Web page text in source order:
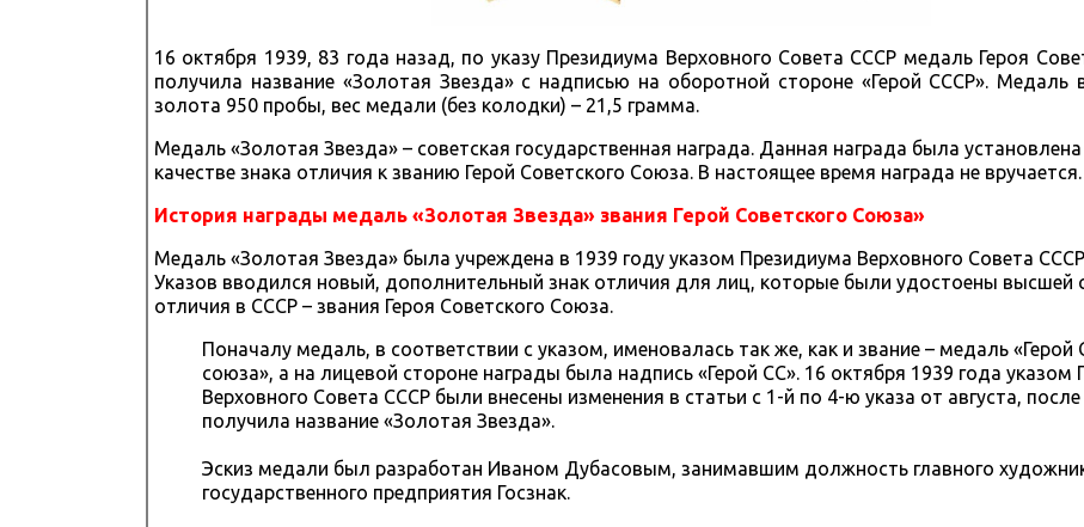
16 октября 1939, 83 года назад, по указу Президиума Верховного Совета СССР медаль Героя
получила название «Золотая Звезда» с надписью на оборотной стороне «Герой СССР». Медаль
золота 950 пробы, вес медали (без колодки) – 21,5 грамма.
Медаль «Золотая Звезда» – советская государственная награда. Данная награда была
качестве знака отличия к званию Герой Советского Союза. В настоящее время награда не вручается.
История награды медаль «Золотая Звезда» звания Герой Советского Союза»
Медаль «Золотая Звезда» была учреждена в 1939 году указом Президиума Верховного Совета СССР
Указов вводился новый, дополнительный знак отличия для лиц, которые были удостоены высшей
отличия в СССР – звания Героя Советского Союза.
Поначалу медаль, в соответствии с указом, именовалась так же, как и звание – медаль «Герой
союза», а на лицевой стороне награды была надпись «Герой СС». 16 октября 1939 года указом
Верховного Совета СССР были внесены изменения в статьи с 1-й по 4-ю указа от августа,
получила название «Золотая Звезда».
Эскиз медали был разработан Иваном Дубасовым, занимавшим должность главного
государственного предприятия Госзнак.